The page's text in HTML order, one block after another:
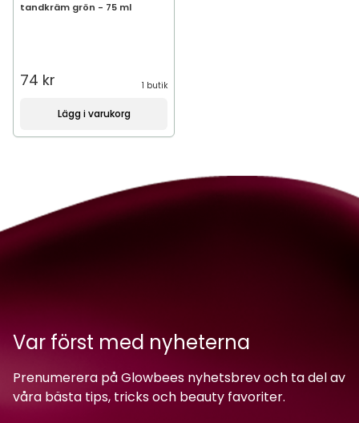
tandkräm grön - 75 ml
74 kr 1 butik
Lägg i varukorg
Var först med nyheterna
Prenumerera på Glowbees nyhetsbrev och ta del av
våra bästa tips, tricks och beauty favoriter.